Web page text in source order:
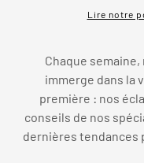
Lire notre
Chaque
immerge dans la
première : nos
conseils de nos
dernières tendances